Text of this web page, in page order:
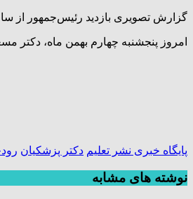
گزارش تصویری بازدید رئیس‌جمهور از
امروز پنجشنبه چهارم بهمن ماه، دکتر
پایگاه خبری نشر تعلیم دکتر پزشکیان
نوشته های مشابه